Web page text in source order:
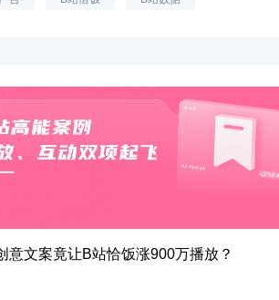
意文案竟让B站恰饭涨900万播放？